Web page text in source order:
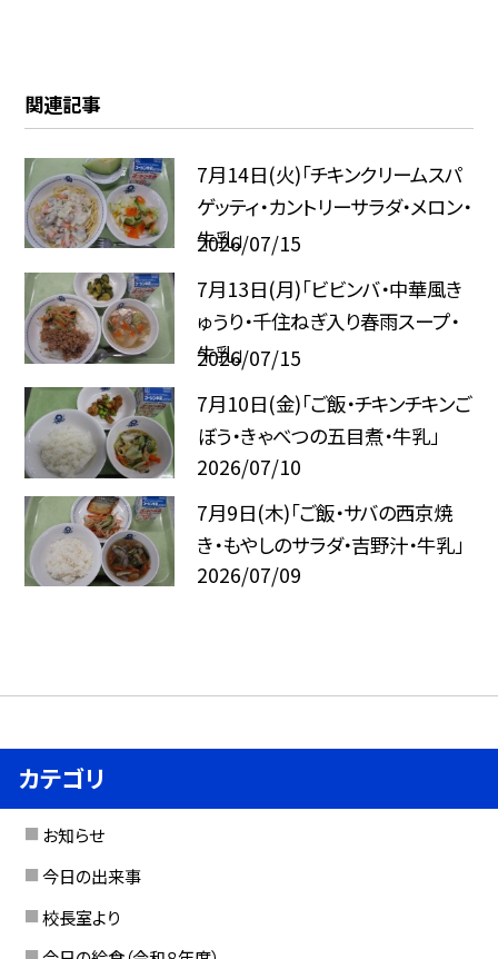
関連記事
7月14日(火)「チキンクリームスパ
ゲッティ・カントリーサラダ・メロン・
牛乳」
2026/07/15
7月13日(月)「ビビンバ・中華風き
ゅうり・千住ねぎ入り春雨スープ・
牛乳」
2026/07/15
7月10日(金)「ご飯・チキンチキンご
ぼう・きゃべつの五目煮・牛乳」
2026/07/10
7月9日(木)「ご飯・サバの西京焼
き・もやしのサラダ・吉野汁・牛乳」
2026/07/09
カテゴリ
お知らせ
今日の出来事
校長室より